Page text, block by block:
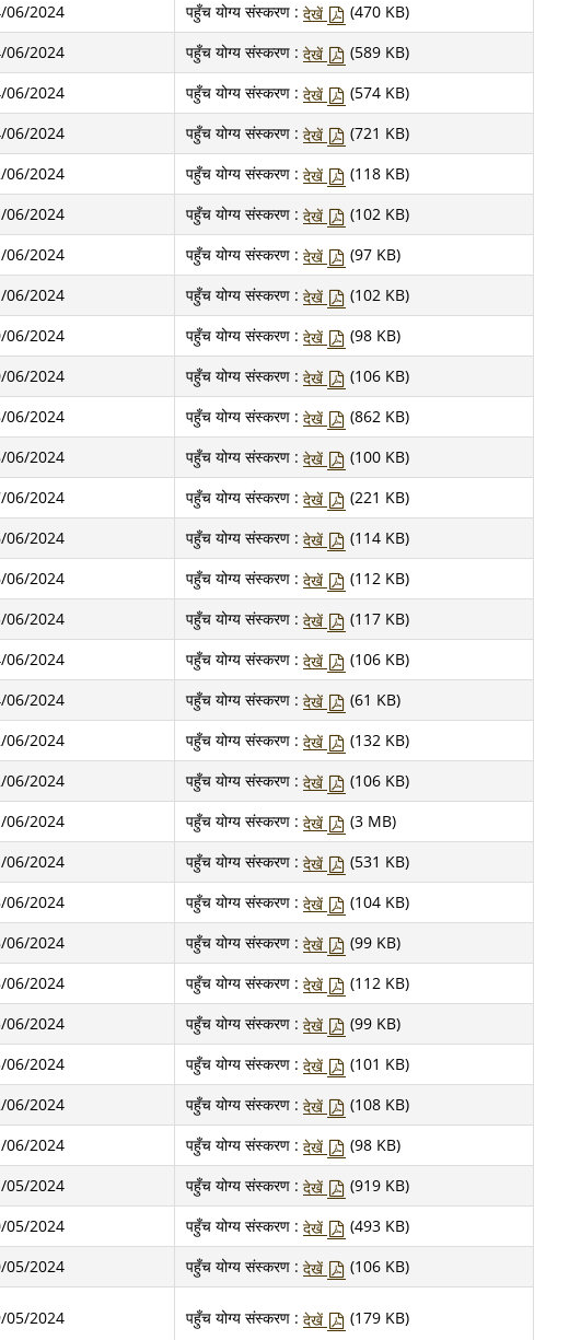
06/2024 पहुँच योग्य संस्करण : देखें
(470 KB)
06/2024 पहुँच योग्य संस्करण : देखें
(589 KB)
06/2024 पहुँच योग्य संस्करण : देखें
(574 KB)
06/2024 पहुँच योग्य संस्करण : देखें
(721 KB)
06/2024 पहुँच योग्य संस्करण : देखें
(118 KB)
06/2024 पहुँच योग्य संस्करण : देखें
(102 KB)
06/2024 पहुँच योग्य संस्करण : देखें
(97 KB)
06/2024 पहुँच योग्य संस्करण : देखें
(102 KB)
06/2024 पहुँच योग्य संस्करण : देखें
(98 KB)
06/2024 पहुँच योग्य संस्करण : देखें
(106 KB)
06/2024 पहुँच योग्य संस्करण : देखें
(862 KB)
06/2024 पहुँच योग्य संस्करण : देखें
(100 KB)
06/2024 पहुँच योग्य संस्करण : देखें
(221 KB)
06/2024 पहुँच योग्य संस्करण : देखें
(114 KB)
06/2024 पहुँच योग्य संस्करण : देखें
(112 KB)
06/2024 पहुँच योग्य संस्करण : देखें
(117 KB)
06/2024 पहुँच योग्य संस्करण : देखें
(106 KB)
06/2024 पहुँच योग्य संस्करण : देखें
(61 KB)
06/2024 पहुँच योग्य संस्करण : देखें
(132 KB)
06/2024 पहुँच योग्य संस्करण : देखें
(106 KB)
06/2024 पहुँच योग्य संस्करण : देखें
(3 MB)
06/2024 पहुँच योग्य संस्करण : देखें
(531 KB)
06/2024 पहुँच योग्य संस्करण : देखें
(104 KB)
06/2024 पहुँच योग्य संस्करण : देखें
(99 KB)
06/2024 पहुँच योग्य संस्करण : देखें
(112 KB)
06/2024 पहुँच योग्य संस्करण : देखें
(99 KB)
06/2024 पहुँच योग्य संस्करण : देखें
(101 KB)
06/2024 पहुँच योग्य संस्करण : देखें
(108 KB)
06/2024 पहुँच योग्य संस्करण : देखें
(98 KB)
05/2024 पहुँच योग्य संस्करण : देखें
(919 KB)
05/2024 पहुँच योग्य संस्करण : देखें
(493 KB)
05/2024 पहुँच योग्य संस्करण : देखें
(106 KB)
05/2024 पहुँच योग्य संस्करण : देखें (179 KB)